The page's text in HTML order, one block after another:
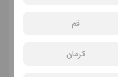
قم
کرمان